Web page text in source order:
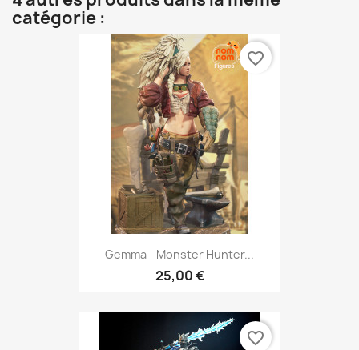
catégorie :
Gemma - Monster Hunter...
25,00 €
favorite_border
favorite_border